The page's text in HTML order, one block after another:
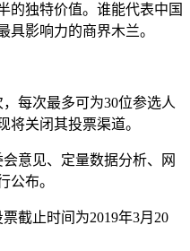
的独特价值。谁能代表中国
具影响力的商界木兰。
每次最多可为30位参选人
将关闭其投票渠道。
意见、定量数据分析、网
公布。
截止时间为2019年3月20